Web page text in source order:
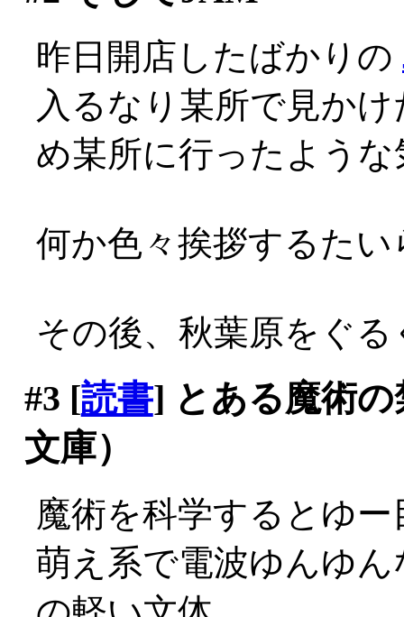
昨日開店したばかりの
入るなり某所で見か
め某所に行ったよう
何か色々挨拶するた
その後、秋葉原をぐ
#3 [読書] とある魔術
文庫）
魔術を科学するとゆ
萌え系で電波ゆんゆ